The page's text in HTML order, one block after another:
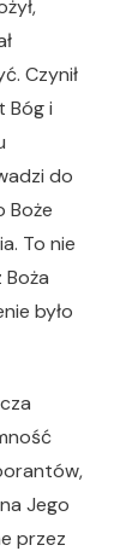
Czynił
Bóg i
do
Boże
To nie
było
Jego
przez